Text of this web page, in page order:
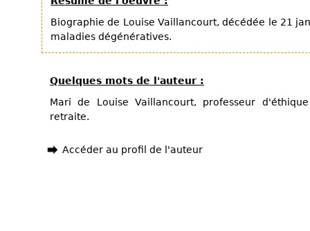
Biographie de Louise Vaillancourt, décédée le 21
maladies dégénératives.
Quelques mots de l'auteur :
Mari de Louise Vaillancourt, professeur
retraite.
Accéder au profil de l'auteur